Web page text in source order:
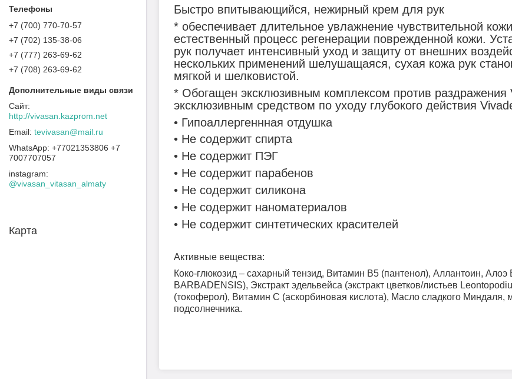
Быстро впитывающийся, нежирный крем для рук
* обеспечивает длительное увлажнение чувствительной
естественный процесс регенерации поврежденной кожи.
рук получает интенсивный уход и защиту от внешних
нескольких применений шелушащаяся, сухая кожа рук
мягкой и шелковистой.
* Обогащен эксклюзивным комплексом против раздражения
эксклюзивным средством по уходу глубокого действия
• Гипоаллергеннная отдушка
• Не содержит спирта
• Не содержит ПЭГ
• Не содержит парабенов
• Не содержит силикона
• Не содержит наноматериалов
• Не содержит синтетических красителей
Активные вещества:
Коко-глюкозид – сахарный тензид, Витамин B5 (пантенол), Аллантоин, Алоэ
BARBADENSIS), Экстракт эдельвейса (экстракт цветков/листьев
(токоферол), Витамин С (аскорбиновая кислота), Масло сладкого
подсолнечника.
+7 (700) 770-70-57
+7 (702) 135-38-06
+7 (777) 263-69-62
+7 (708) 263-69-62
http://vivasan.kazprom.net
tevivasan@mail.ru
+77021353806 +7
7007707057
instagram
@vivasan_vitasan_almaty
Карта